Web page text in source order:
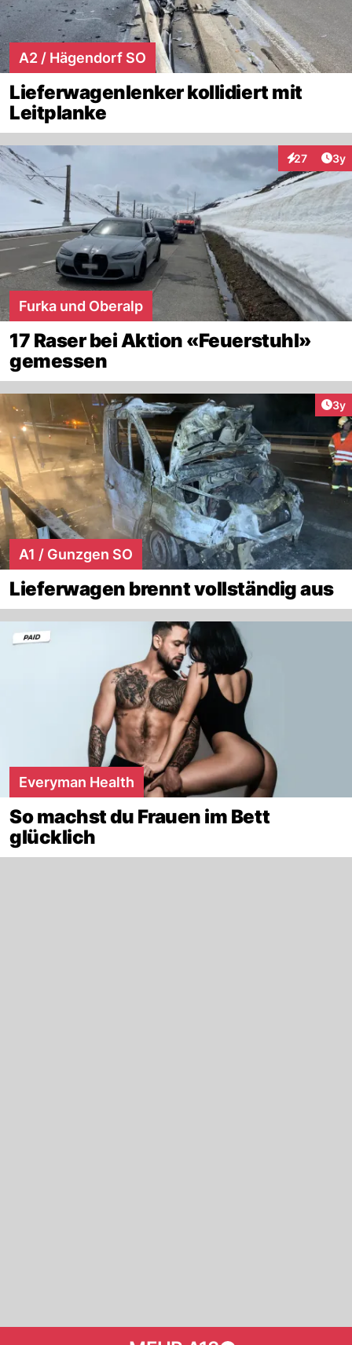
A2 / Hägendorf SO
Lieferwagenlenker kollidiert mit
Leitplanke
27
Interaktionen
3y
Furka und Oberalp
17 Raser bei Aktion «Feuerstuhl»
gemessen
3y
A1 / Gunzgen SO
Lieferwagen brennt vollständig aus
Everyman Health
So machst du Frauen im Bett
glücklich